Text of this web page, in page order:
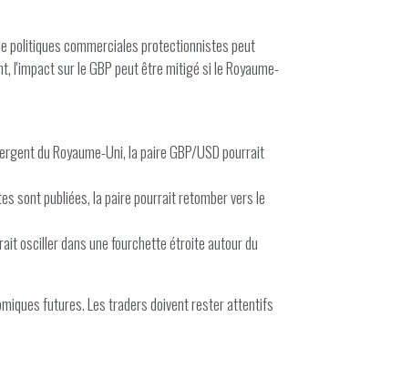
politiques commerciales protectionnistes peut
l'impact sur le GBP peut être mitigé si le Royaume-
du Royaume-Uni, la paire GBP/USD pourrait
sont publiées, la paire pourrait retomber vers le
osciller dans une fourchette étroite autour du
futures. Les traders doivent rester attentifs